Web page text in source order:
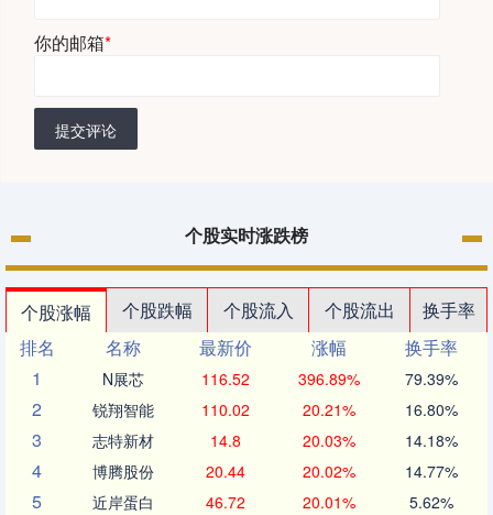
你的邮箱*
提交评论
个股实时涨跌榜
个股涨幅 个股跌幅 个股流入 个股流出
换手率
排名
名称 最新价 涨幅
换手率
1
N展芯 116.52 396.89% 79.39%
2 锐翔智能 110.02 20.21% 16.80%
3 志特新材 14.8 20.03% 14.18%
4 博腾股份 20.44 20.02% 14.77%
5 近岸蛋白 46.72 20.01% 5.62%